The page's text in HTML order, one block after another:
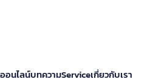
อนไลน์บทความServiceเกี่ยวกับเรา